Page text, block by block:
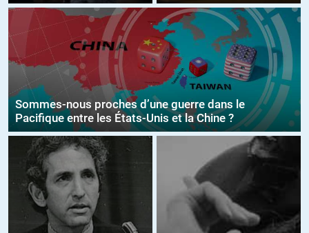
Sommes-nous proches d’une guerre dans le
Pacifique entre les États-Unis et la Chine ?